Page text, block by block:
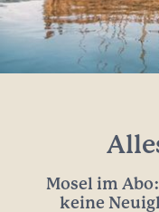
Mosel im
keine